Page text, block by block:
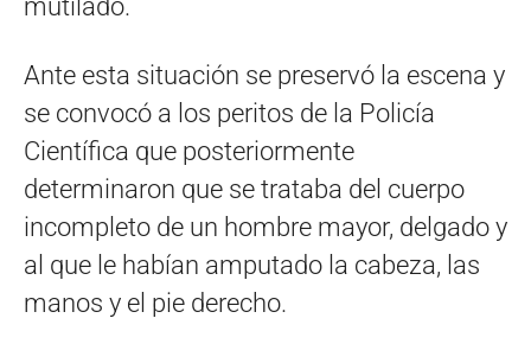
mutilado.
Ante esta situación se preservó la escena y
se convocó a los peritos de la Policía
Científica que posteriormente
determinaron que se trataba del cuerpo
incompleto de un hombre mayor, delgado y
al que le habían amputado la cabeza, las
manos y el pie derecho.